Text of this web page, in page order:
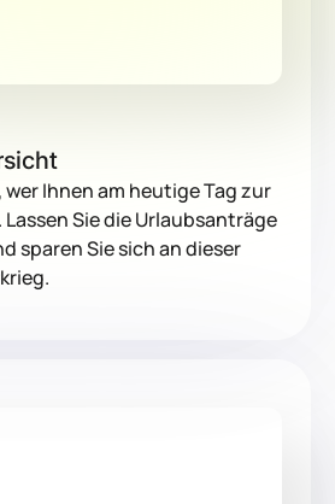
Ihnen am heutige Tag zur
Sie die Urlaubsanträge
sparen Sie sich an dieser